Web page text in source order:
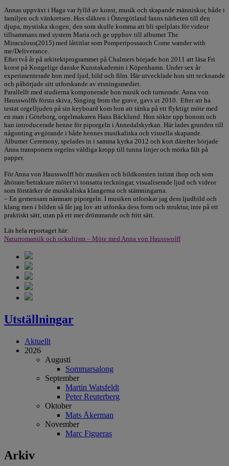
Annas uppväxt i Haga var fylld av konst, musik och skapande människor, både i
familjen och vänkretsen. Hos släkten i Östergötland fanns närheten till den
djupa, mystiska skogen; den som skulle komma att bli spelplats för videor
tillsammans med systern Maria och ge upphov till albumet The
Miraculous(2015) med låttitlar som Pomperipossaoch Come wander with
me/Deliverance.
Efter två år på arkitektprogrammet på Chalmers började hon 2011 att läsa Fri
konst på Kongelige danske Kunstakademin i Köpenhamn. Under sex år
experimenterade hon med ljud, bild och film. Här utvecklade hon sitt tecknande
och påbörjade sitt utforskande av etsningsmediet.
Parallellt med studierna komponerade hon musik och turnerade. Anna von
Hausswolffs första skiva, Singing from the grave, gavs ut 2010. Efter att ha
testat orgelljuden på sin keyboard kom hon att tänka på ett flyktigt möte med
en man i Göteborg, orgelmakaren Hans Bäcklund. Hon sökte upp honom och
han introducerade henne för piporgeln i Annedalskyrkan. Här lades grunden till
någonting avgörande i både hennes musikaliska och visuella skapande.
Albumet Ceremony, spelades in i samma kyrka 2012 och kort därefter började
Anna transponera orgelns väldiga kropp till tunna linjer och mörka fält på
papper.
För Anna von Hausswolff hör musiken och bildkonsten intimt ihop och som
åhörare/betraktare möter vi tonsatta teckningar, visualiserade ljud och videor
som förstärker de musikaliska klangerna och stämningarna.
– En gemensam nämnare piporgeln. I musiken utforskar jag dess ljudbild och
klang men i bilden så får jag lov att utforska dess form och struktur, inte på ett
praktiskt sätt, utan på ett mer drömmande och fritt sätt.
Läs hela reportaget här:
Naturromantik och ockultism – Möte med Anna von Hausswolff
Utställningar
Aktuellt
2026
Augusti
Sommarsalong
September
Martin Watsfeldt
Peter Reuterberg
Oktober
Mats Åkerman
November
Marc Figueras
Arkiv